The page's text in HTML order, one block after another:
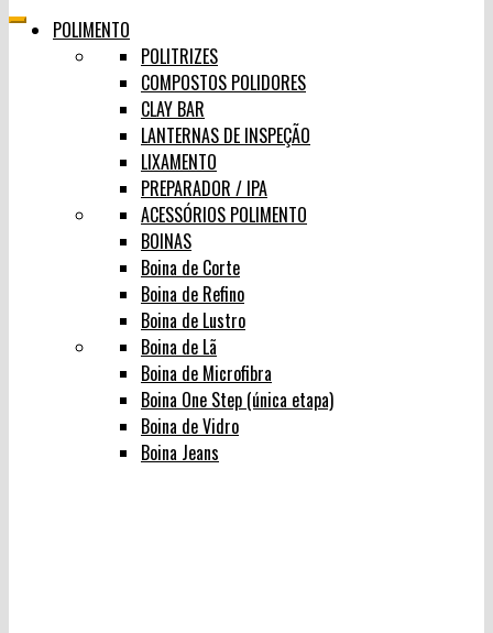
POLIMENTO
POLITRIZES
COMPOSTOS POLIDORES
CLAY BAR
LANTERNAS DE INSPEÇÃO
LIXAMENTO
PREPARADOR / IPA
ACESSÓRIOS POLIMENTO
BOINAS
Boina de Corte
Boina de Refino
Boina de Lustro
Boina de Lã
Boina de Microfibra
Boina One Step (única etapa)
Boina de Vidro
Boina Jeans